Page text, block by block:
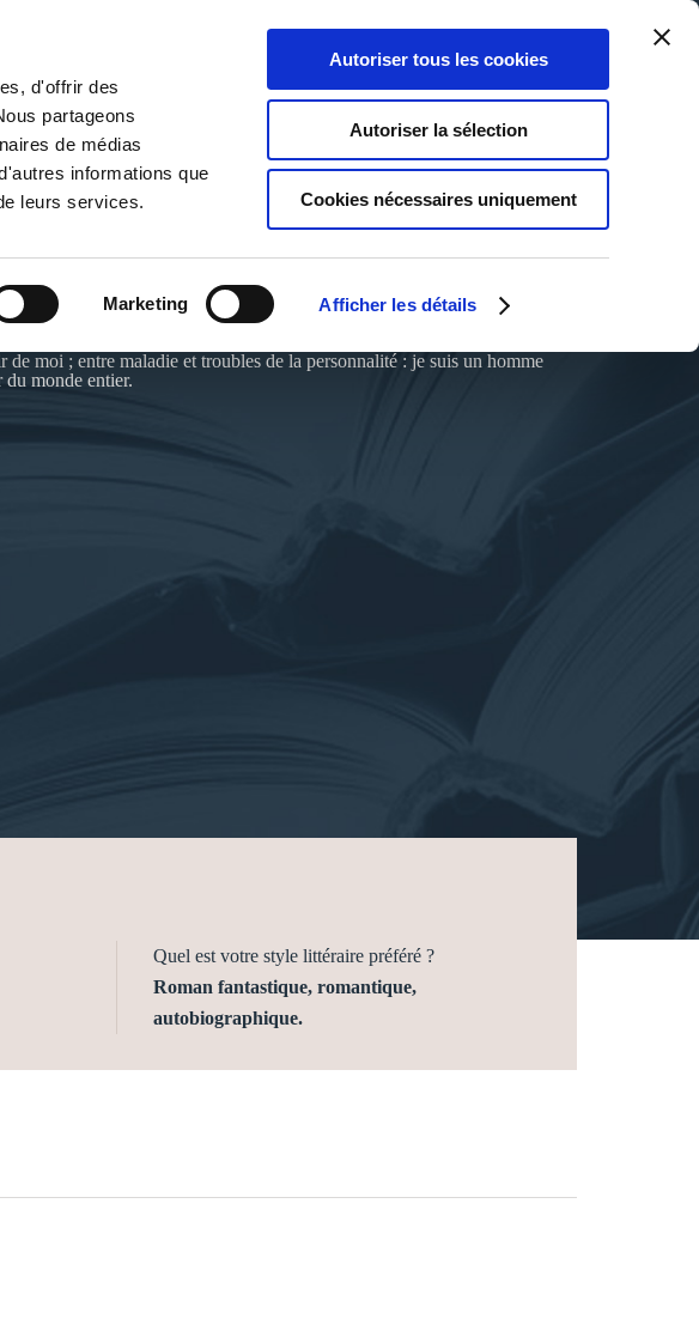
d'offrir des
partageons
de médias
informations que
leurs services.
Marketing Afficher les détails
Autoriser tous les cookies
Autoriser la sélection
Cookies nécessaires uniquement
0
Panier
0
Ma liste
Connexion
de moi ; entre maladie et troubles de la personnalité : je suis un homme
monde entier.
Quel est votre style littéraire préféré ?
Roman fantastique, romantique,
autobiographique.